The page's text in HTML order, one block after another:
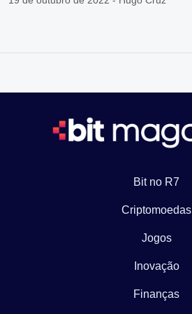
Bit no R7
Criptomoedas
Jogos
Inovação
Finanças